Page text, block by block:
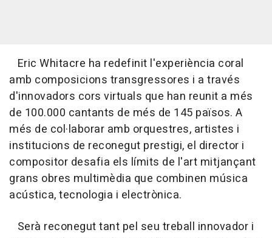
Eric Whitacre ha redefinit l'experiència coral
amb composicions transgressores i a través
d'innovadors cors virtuals que han reunit a més
de 100.000 cantants de més de 145 països. A
més de col·laborar amb orquestres, artistes i
institucions de reconegut prestigi, el director i
compositor desafia els límits de l'art mitjançant
grans obres multimèdia que combinen música
acústica, tecnologia i electrònica.
Serà reconegut tant pel seu treball innovador i